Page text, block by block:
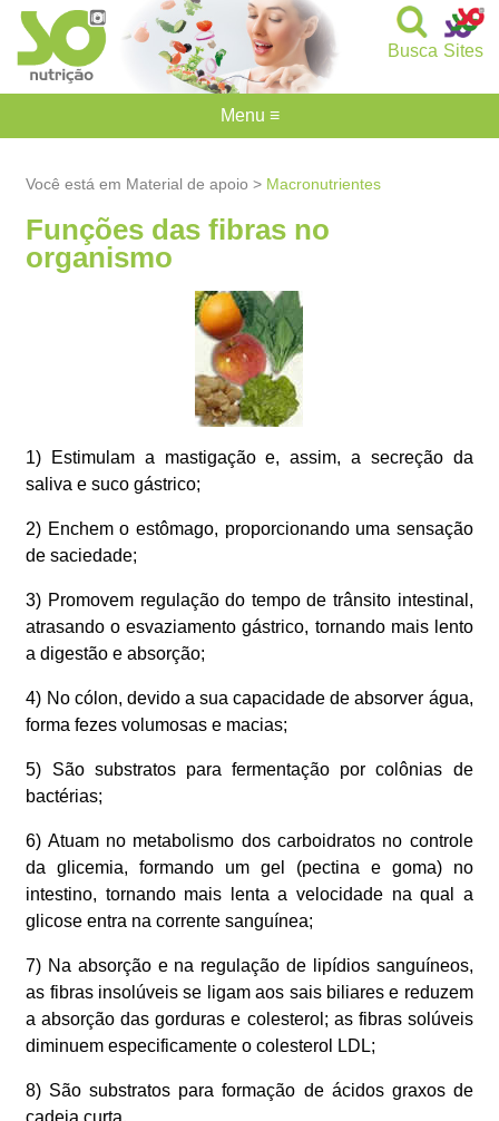
Sites
Busca
Você está em Material de apoio > Macronutrientes
Funções das fibras no
organismo
1) Estimulam a mastigação e, assim, a secreção da
saliva e suco gástrico;
2) Enchem o estômago, proporcionando uma sensação
de saciedade;
3) Promovem regulação do tempo de trânsito intestinal,
atrasando o esvaziamento gástrico, tornando mais lento
a digestão e absorção;
4) No cólon, devido a sua capacidade de absorver água,
forma fezes volumosas e macias;
5) São substratos para fermentação por colônias de
bactérias;
6) Atuam no metabolismo dos carboidratos no controle
da glicemia, formando um gel (pectina e goma) no
intestino, tornando mais lenta a velocidade na qual a
glicose entra na corrente sanguínea;
7) Na absorção e na regulação de lipídios sanguíneos,
as fibras insolúveis se ligam aos sais biliares e reduzem
a absorção das gorduras e colesterol; as fibras solúveis
diminuem especificamente o colesterol LDL;
8) São substratos para formação de ácidos graxos de
cadeia curta.